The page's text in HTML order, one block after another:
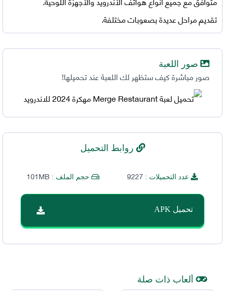
تقديم مراحل عديدة بصعوبات مختلفة.
صور اللعبة
صور مباشرة كيف ستظهر لك اللعبة عند تحميلها!
روابط التحميل
عدد التحميلات :9227 حجم الملف : 101MB
تحميل APK
ألعاب ذات صلة